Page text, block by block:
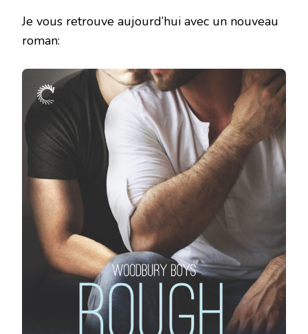
Je vous retrouve aujourd’hui avec un nouveau
roman: